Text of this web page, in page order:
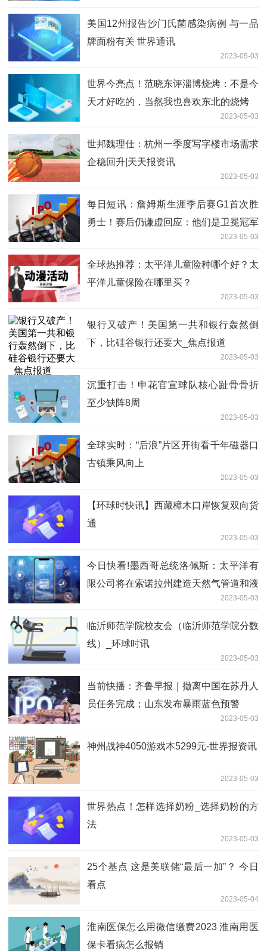
美国12州报告沙门氏菌感染病例 与一品
牌面粉有关 世界通讯
2023-05-03
世界今亮点！范晓东评淄博烧烤：不是今
天才好吃的，当然我也喜欢东北的烧烤
2023-05-03
世邦魏理仕：杭州一季度写字楼市场需求
企稳回升|天天报资讯
2023-05-03
每日短讯：詹姆斯生涯季后赛G1首次胜
勇士！赛后仍谦虚回应：他们是卫冕冠军
2023-05-03
全球热推荐：太平洋儿童险种哪个好？太
平洋儿童保险在哪里买？
2023-05-03
银行又破产！美国第一共和银行轰然倒
下，比硅谷银行还要大_焦点报道
2023-05-03
沉重打击！申花官宣球队核心趾骨骨折
至少缺阵8周
2023-05-03
全球实时：“后浪”片区开街看千年磁器口
古镇乘风向上
2023-05-03
【环球时快讯】西藏樟木口岸恢复双向货
通
2023-05-03
今日快看!墨西哥总统洛佩斯：太平洋有
限公司将在索诺拉州建造天然气管道和液
2023-05-03
临沂师范学院校友会（临沂师范学院分数
线）_环球时讯
2023-05-03
当前快播：齐鲁早报｜撤离中国在苏丹人
员任务完成；山东发布暴雨蓝色预警
2023-05-03
神州战神4050游戏本5299元-世界报资讯
2023-05-03
世界热点！怎样选择奶粉_选择奶粉的方
法
2023-05-03
25个基点 这是美联储“最后一加”？ 今日
看点
2023-05-04
淮南医保怎么用微信缴费2023 淮南用医
保卡看病怎么报销